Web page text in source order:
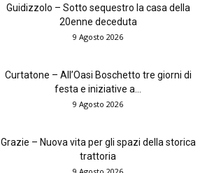
Guidizzolo – Sotto sequestro la casa della
20enne deceduta
9 Agosto 2026
Curtatone – All’Oasi Boschetto tre giorni di
festa e iniziative a...
9 Agosto 2026
Grazie – Nuova vita per gli spazi della storica
trattoria